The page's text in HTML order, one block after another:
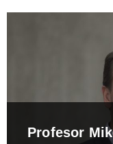
Profesor